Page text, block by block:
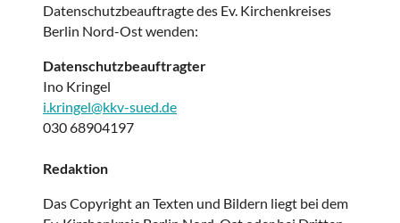
Datenschutzbeauftragte des Ev. Kirchenkreises
Berlin Nord-Ost wenden:
Datenschutzbeauftragter
Ino Kringel
i.kringel@kkv-sued.de
030 68904197
Redaktion
Das Copyright an Texten und Bildern liegt bei dem